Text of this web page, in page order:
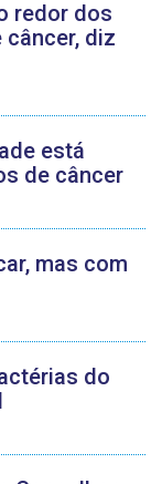
redor dos
diz
está
de câncer
mas com
do